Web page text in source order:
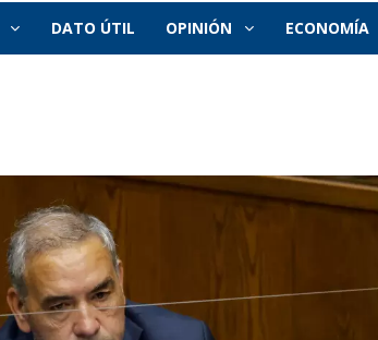
DATO ÚTIL OPINIÓN ECONOMÍA